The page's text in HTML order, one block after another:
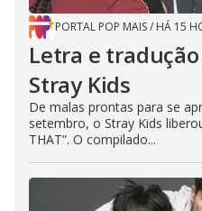
PORTAL POP MAIS/ HÁ 15
Letra e tradução
Stray Kids
De malas prontas para se
setembro, o Stray Kids
THAT”. O compilado...